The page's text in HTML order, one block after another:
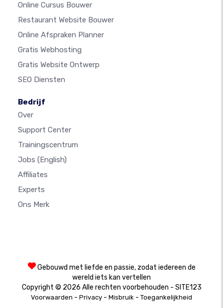
Online Cursus Bouwer
Restaurant Website Bouwer
Online Afspraken Planner
Gratis Webhosting
Gratis Website Ontwerp
SEO Diensten
Bedrijf
Over
Support Center
Trainingscentrum
Jobs (English)
Affiliates
Experts
Ons Merk
Gebouwd met liefde en passie, zodat iedereen de
wereld iets kan vertellen
Copyright © 2026 Alle rechten voorbehouden - SITE123
Voorwaarden - Privacy - Misbruik - Toegankelijkheid